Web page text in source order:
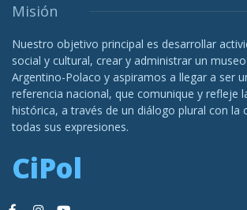
Misión
Nuestro objetivo principal es desarrollar
social y cultural, crear y administrar un
Argentino-Polaco y aspiramos a llegar a ser
referencia nacional, que comunique y refleje
histórica, a través de un diálogo plural con la
todas sus expresiones.
CiPol